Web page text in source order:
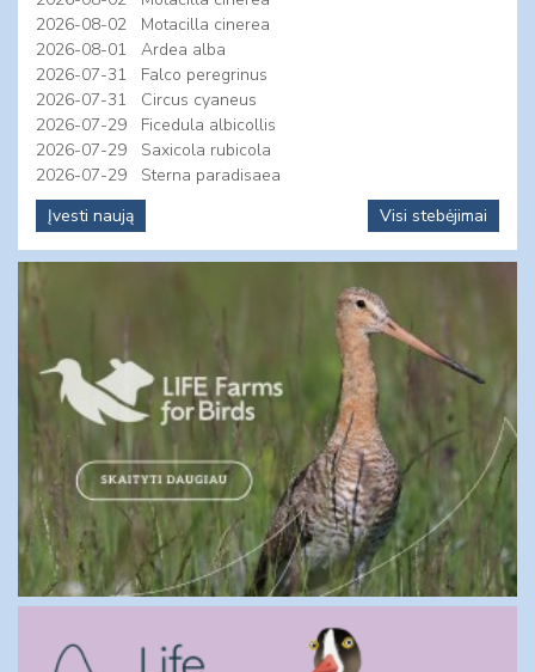
2026-08-02
Motacilla cinerea
2026-08-01
Ardea alba
2026-07-31
Falco peregrinus
2026-07-31
Circus cyaneus
2026-07-29
Ficedula albicollis
2026-07-29
Saxicola rubicola
2026-07-29
Sterna paradisaea
Įvesti naują
Visi stebėjimai